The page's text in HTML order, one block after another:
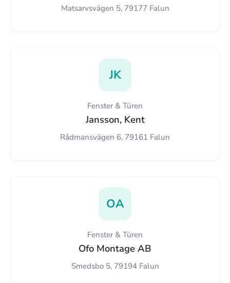
Matsarvsvägen 5, 79177 Falun
JK
Fenster & Türen
Jansson, Kent
Rådmansvägen 6, 79161 Falun
OA
Fenster & Türen
Ofo Montage AB
Smedsbo 5, 79194 Falun